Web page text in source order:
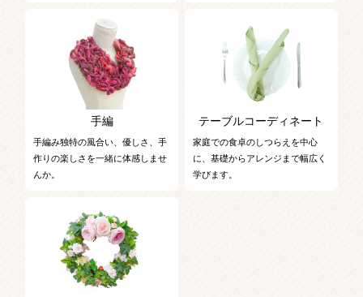
手編
手編み独特の風合い、優しさ、手
作りの楽しさを一緒に体感しませ
んか。
テーブルコーディネート
家庭での食卓のしつらえを中心
に、基礎からアレンジまで幅広く
学びます。